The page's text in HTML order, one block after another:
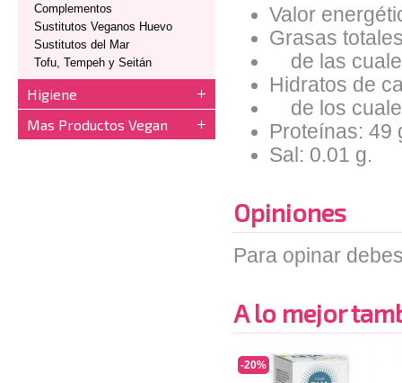
Complementos
Sustitutos Veganos Huevo
Sustitutos del Mar
Tofu, Tempeh y Seitán
Higiene
Mas Productos Vegan
Valor
Grasas
de las
Hidratos de
de los
Proteínas: 49
Sal: 0.01 g.
Opiniones
Para opinar
A lo mejor
-20%